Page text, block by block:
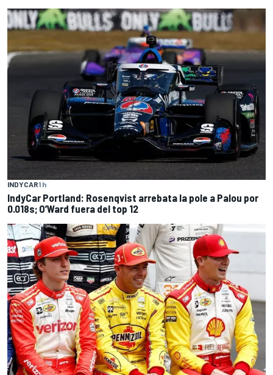
INDYCAR1 h
IndyCar Portland: Rosenqvist arrebata la pole a Palou por
0.018s; O’Ward fuera del top 12